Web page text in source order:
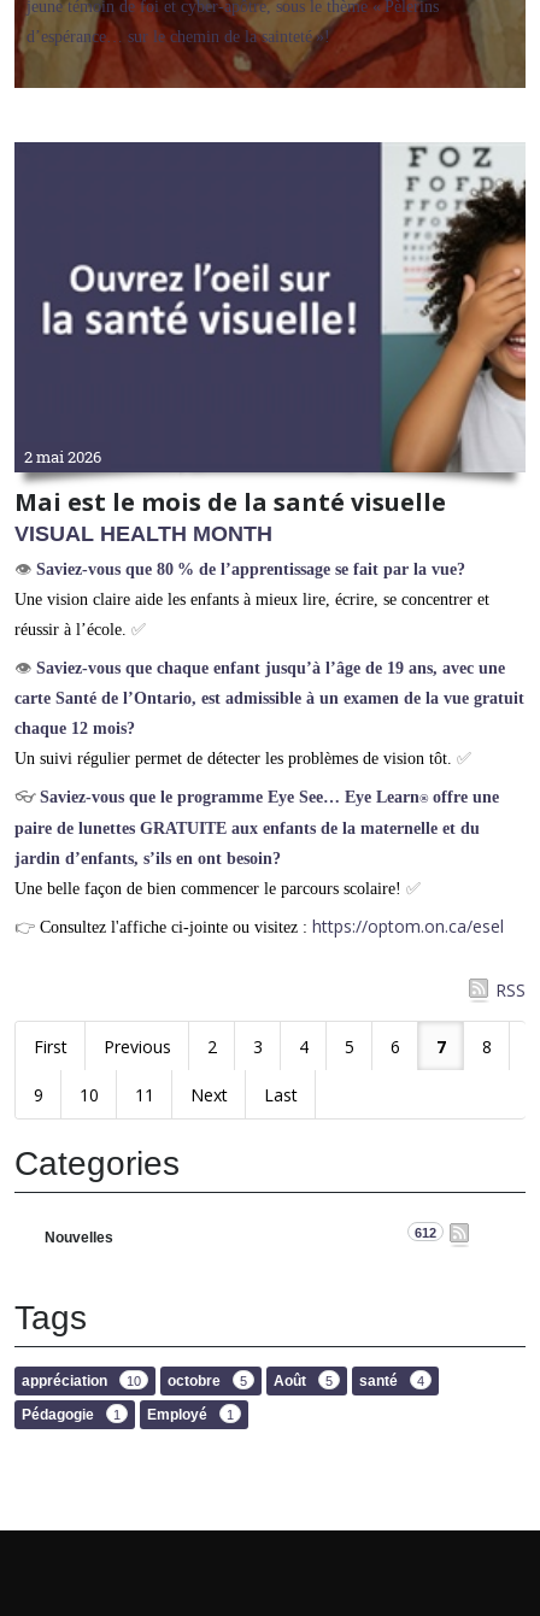
jeune témoin de foi et cyber‑apôtre, sous le thème « Pèlerins
d’espérance… sur le chemin de la sainteté »!
2 mai 2026
Mai est le mois de la santé visuelle
VISUAL HEALTH MONTH
👁️ Saviez-vous que 80 % de l’apprentissage se fait par la vue?
Une vision claire aide les enfants à mieux lire, écrire, se concentrer et
réussir à l’école. ✅
👁️ Saviez-vous que chaque enfant jusqu’à l’âge de 19 ans, avec une
carte Santé de l’Ontario, est admissible à un examen de la vue gratuit
chaque 12 mois?
Un suivi régulier permet de détecter les problèmes de vision tôt. ✅
👓 Saviez-vous que le programme Eye See… Eye Learn®offre une
paire de lunettes GRATUITE aux enfants de la maternelle et du
jardin d’enfants, s’ils en ont besoin?
Une belle façon de bien commencer le parcours scolaire! ✅
👉 Consultez l'affiche ci-jointe ou visitez : https://optom.on.ca/esel
RSS
First Previous 2 3 4 5 6 7 8
9 10 11 Next Last
Categories
Nouvelles 612
Tags
appréciation 10 octobre 5 Août 5 santé 4
Pédagogie 1 Employé 1